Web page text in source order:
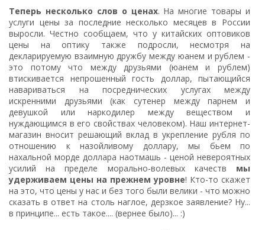
Теперь несколько слов о ценах. На многие товары и
услуги цены за последние несколько месяцев в России
выросли. Честно сообщаем, что у китайских оптовиков
цены на оптику также подросли, несмотря на
декларируемую взаимную дружбу между юанем и рублем -
это потому что между друзьями (юанем и рублем)
втискивается непрошенный гость доллар, пытающийся
навариваться на посреднических услугах между
искренними друзьями (как сутенер между парнем и
девушкой или наркодилер между веществом и
нуждающимся в его свойствах человеком). Наш интернет-
магазин вносит решающий вклад в укрепление рубля по
отношению к назойливому доллару, мы бьем по
нахальной морде доллара наотмашь - ценой невероятных
усилий на пределе морально-волевых качеств мы
удерживаем цены на прежнем уровне! Кто-то скажет
на это, что цены у нас и без того были велики - что можно
сказать в ответ на столь наглое, дерзкое заявление? Ну...
в принципе... есть такое.... (вернее было)... :)